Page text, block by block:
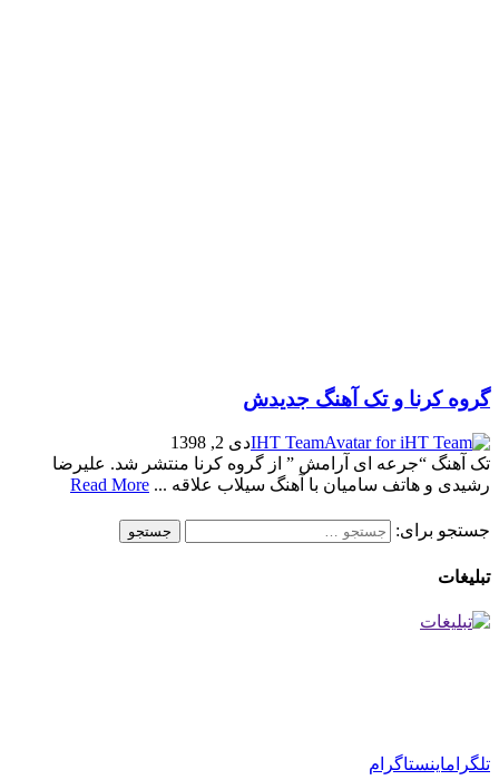
گروه کرنا و تک آهنگ جدیدش
IHT Teamدی 2, 1398
تک آهنگ “جرعه ای آرامش ” از گروه کرنا منتشر شد. علیرضا
رشیدی و هاتف سامیان با آهنگ سیلاب علاقه ... Read More
جستجو برای:
تبلیغات
تلگراماینستاگرام